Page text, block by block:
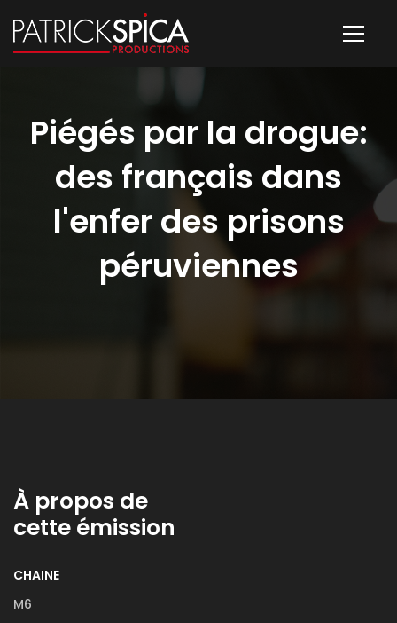
Piégés par la drogue:
des français dans
l'enfer des prisons
péruviennes
À propos de
cette émission
CHAINE
M6